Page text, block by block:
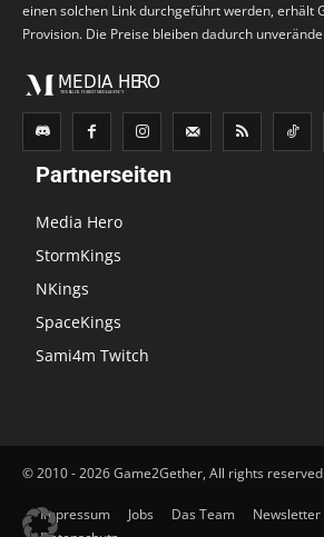
einen solchen Link durchgeführt werden, erhält
Provision. Die Preise bleiben dadurch
Partnerseiten
Media Hero
StormKings
NKings
SpaceKings
Sami4m Twitch
© 2010 - 2026 Game2Gether, All rights reserved
Impressum Jobs Das Team Newsletter